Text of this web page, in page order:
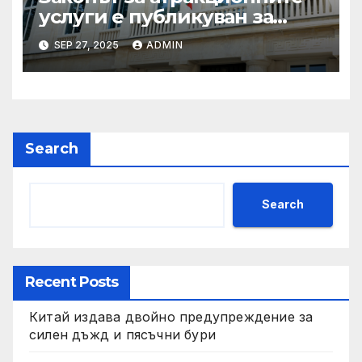
услуги е публикуван за
обществено обсъждане
SEP 27, 2025 ADMIN
Search
Search
Recent Posts
Китай издава двойно предупреждение за
силен дъжд и пясъчни бури